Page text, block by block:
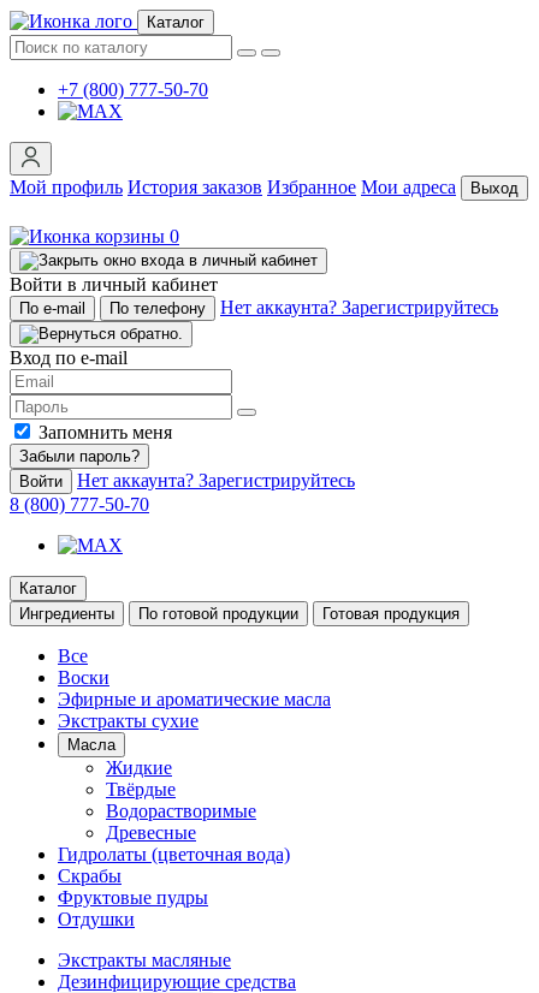
Каталог
+7 (800) 777-50-70
Мой профиль История заказов Избранное Мои адреса Выход
0
Войти в личный кабинет
По e-mail По телефону Нет аккаунта? Зарегистрируйтесь
Вход по e-mail
Запомнить меня
Забыли пароль?
Войти
Нет аккаунта? Зарегистрируйтесь
8 (800) 777-50-70
Каталог
Ингредиенты
По готовой продукции Готовая продукция
Все
Воски
Эфирные и ароматические масла
Экстракты сухие
Масла
Жидкие
Твёрдые
Водорастворимые
Древесные
Гидролаты (цветочная вода)
Скрабы
Фруктовые пудры
Отдушки
Экстракты масляные
Дезинфицирующие средства